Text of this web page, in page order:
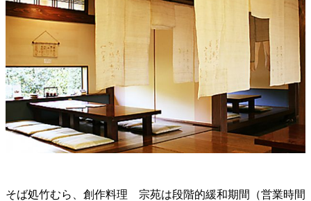
そば処竹むら、創作料理 宗苑は段階的緩和期間（営業時間